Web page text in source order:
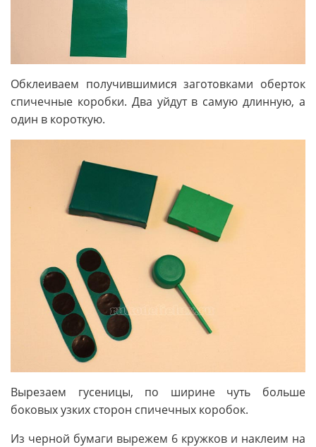
Обклеиваем получившимися заготовками оберток
спичечные коробки. Два уйдут в самую длинную, а
один в короткую.
Вырезаем гусеницы, по ширине чуть больше
боковых узких сторон спичечных коробок.
Из черной бумаги вырежем 6 кружков и наклеим на